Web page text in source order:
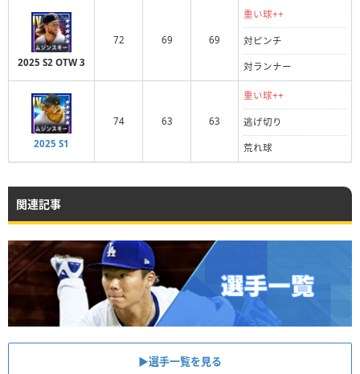
2025 S2 OTW 3
72 69 69
重い球++
対ピンチ
対ランナー
2025 S1
74 63 63
重い球++
逃げ切り
荒れ球
関連記事
▶︎選手一覧を見る